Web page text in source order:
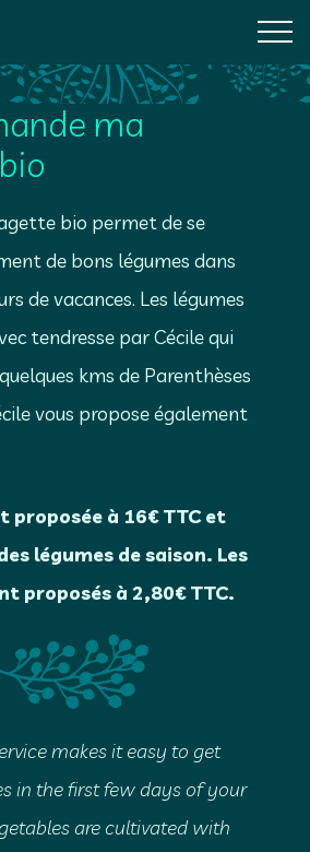
ma
bio permet de se
de bons légumes dans
de vacances. Les légumes
tendresse par Cécile qui
kms de Parenthèses
vous propose également
proposée à 16€ TTC et
légumes de saison. Les
proposés à 2,80€ TTC.
makes it easy to get
in the first few days of your
are cultivated with